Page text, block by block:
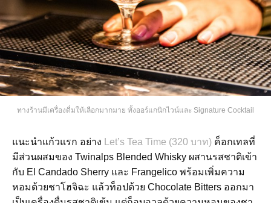
ทางร้านมีเครื่องดื่มให้เลือกมากมาย ทั้งออร์แกนิกไวน์และ Signature Cocktail
แนะนำแก้วแรก อย่าง Let’s Tea Time (320 บาท) ค็อกเทลที่
มีส่วนผสมของ Twinalps Blended Whisky ผสานรสชาติเข้า
กับ El Candado Sherry และ Frangelico พร้อมเพิ่มความ
หอมด้วยชาโฮจิฉะ แล้วท็อปด้วย Chocolate Bitters ออกมา